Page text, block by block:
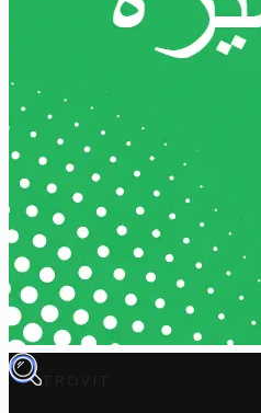
TROVIT